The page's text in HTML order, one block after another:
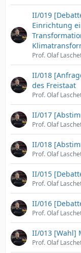
II/019
Einrichtung
Prof. Olaf
II/018
des Freistaat
Prof. Olaf
II/017
Prof. Olaf
II/018
Prof. Olaf
II/015
Prof. Olaf
II/016
Prof. Olaf
II/013 [Wahl]
Prof. Olaf